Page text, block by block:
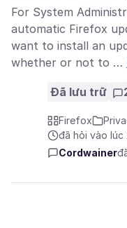
For System
automatic Firefox
want to install an
whether or not to …
Đã lưu trữ
Firefox
đã hỏi vào lúc
Cordwainer